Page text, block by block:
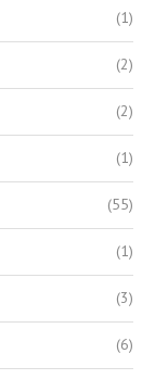
(1)
(2)
(2)
(1)
(55)
(1)
(3)
(6)